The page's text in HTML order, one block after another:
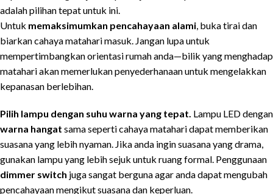
adalah pilihan tepat untuk ini.
Untuk memaksimumkan pencahayaan alami , buka tirai dan
biarkan cahaya matahari masuk. Jangan lupa untuk
mempertimbangkan orientasi rumah anda—bilik yang menghadap
matahari akan memerlukan penyederhanaan untuk mengelakkan
kepanasan berlebihan.
Pilih lampu dengan suhu warna yang tepat. Lampu LED dengan
warna hangat sama seperti cahaya matahari dapat memberikan
suasana yang lebih nyaman. Jika anda ingin suasana yang drama,
gunakan lampu yang lebih sejuk untuk ruang formal. Penggunaan
dimmer switch juga sangat berguna agar anda dapat mengubah
pencahayaan mengikut suasana dan keperluan.